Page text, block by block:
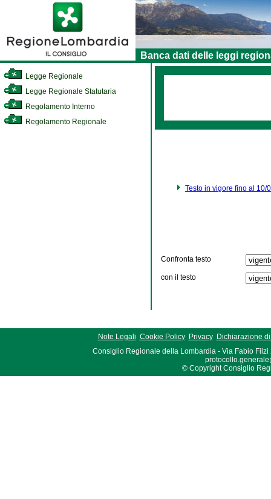
Banca dati delle leggi
Legge Regionale
Legge Regionale Statutaria
Regolamento Interno
Regolamento Regionale
Testo in vigore fino al 10/
Confronta testo
con il testo
Note Legali Cookie Policy Privacy
Dichiarazione
Consiglio Regionale della Lombardia - Via Fabio Filzi
© Copyright Consiglio